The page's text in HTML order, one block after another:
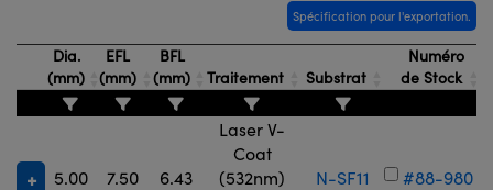
Spécification pour l'exportation.
Dia.
(mm)
EFL
(mm)
BFL
(mm)
Traitement Substrat
Numéro
de Stock
5.00 7.50 6.43
Laser V-
Coat
(532nm)
N-SF11 #88-980